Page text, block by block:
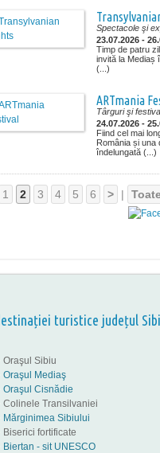
Spectacole şi
23.07.2026 -
Timp de patru
invită la Mediaș
(...)
ARTmania
Târguri şi
24.07.2026 -
Fiind cel mai
România și una
îndelungată (...)
1 2 3 4 5 6 > |
turistice județul
Oraşul Sibiu
Oraşul Mediaş
Oraşul Cisnădie
Colinele Transilvaniei
Mărginimea Sibiului
Biserici fortificate
Biertan - sit UNESCO